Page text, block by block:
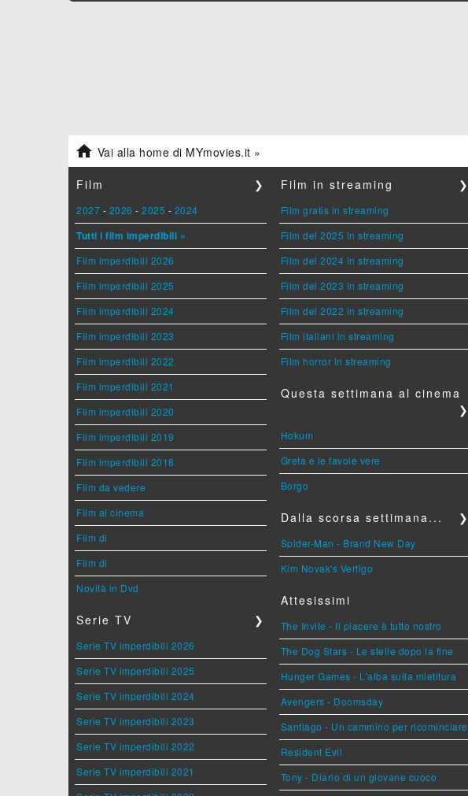
 Vai alla home di MYmovies.it »
Film ❯
2027 - 2026 - 2025 - 2024
Tutti i film imperdibili »
Film imperdibili 2026
Film imperdibili 2025
Film imperdibili 2024
Film imperdibili 2023
Film imperdibili 2022
Film imperdibili 2021
Film imperdibili 2020
Film imperdibili 2019
Film imperdibili 2018
Film da vedere
Film al cinema
Film di
Film di
Novità in Dvd
Serie TV ❯
Serie TV imperdibili 2026
Serie TV imperdibili 2025
Serie TV imperdibili 2024
Serie TV imperdibili 2023
Serie TV imperdibili 2022
Serie TV imperdibili 2021
Film in streaming ❯
Film gratis in streaming
Film del 2025 in streaming
Film del 2024 in streaming
Film del 2023 in streaming
Film del 2022 in streaming
Film italiani in streaming
Film horror in streaming
Questa settimana al cinema
❯
Hokum
Greta e le favole vere
Borgo
Dalla scorsa settimana... ❯
Spider-Man - Brand New Day
Kim Novak's Vertigo
Attesissimi
The Invite - Il piacere è tutto nostro
The Dog Stars - Le stelle dopo la fine
Hunger Games - L'alba sulla mietitura
Avengers - Doomsday
Santiago - Un cammino per ricominciare
Resident Evil
Tony - Diario di un giovane cuoco